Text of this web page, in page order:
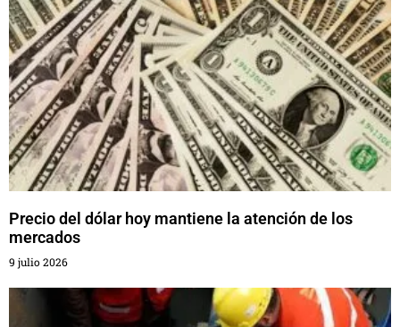
Precio del dólar hoy mantiene la atención de los
mercados
9 julio 2026